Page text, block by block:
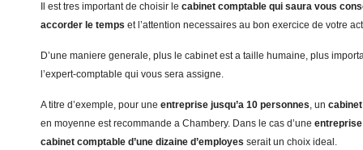
Il est tres important de choisir le cabinet comptable qui saura vous
accorder le temps et l’attention necessaires au bon exercice de votre
D’une maniere generale, plus le cabinet est a taille humaine, plus
l’expert-comptable qui vous sera assigne.
A titre d’exemple, pour une entreprise jusqu’a 10 personnes, un
en moyenne est recommande a Chambery. Dans le cas d’une
cabinet comptable d’une dizaine d’employes serait un choix ideal.